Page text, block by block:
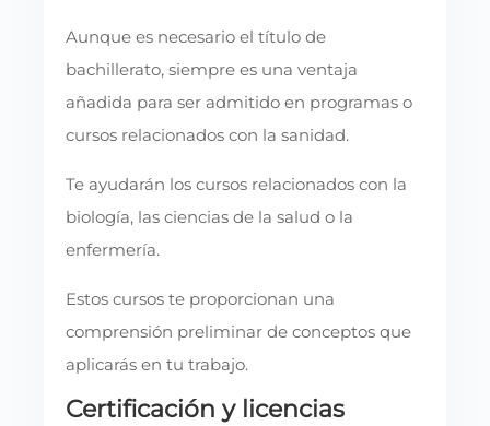
Aunque es necesario el título de
bachillerato, siempre es una ventaja
añadida para ser admitido en programas o
cursos relacionados con la sanidad.
Te ayudarán los cursos relacionados con la
biología, las ciencias de la salud o la
enfermería.
Estos cursos te proporcionan una
comprensión preliminar de conceptos que
aplicarás en tu trabajo.
Certificación y licencias